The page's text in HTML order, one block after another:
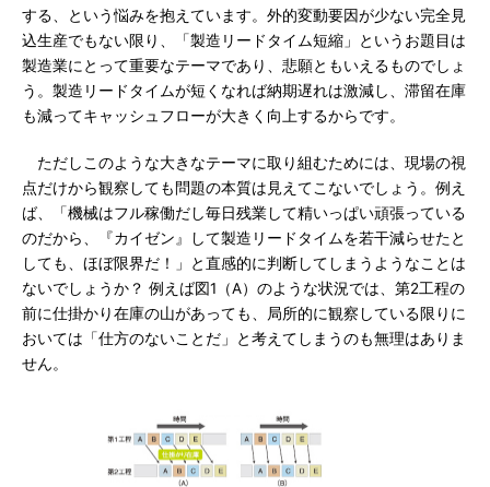
する、という悩みを抱えています。外的変動要因が少ない完全見
込生産でもない限り、「製造リードタイム短縮」というお題目は
製造業にとって重要なテーマであり、悲願ともいえるものでしょ
う。製造リードタイムが短くなれば納期遅れは激減し、滞留在庫
も減ってキャッシュフローが大きく向上するからです。
ただしこのような大きなテーマに取り組むためには、現場の視
点だけから観察しても問題の本質は見えてこないでしょう。例え
ば、「機械はフル稼働だし毎日残業して精いっぱい頑張っている
のだから、『カイゼン』して製造リードタイムを若干減らせたと
しても、ほぼ限界だ！」と直感的に判断してしまうようなことは
ないでしょうか？ 例えば図1（A）のような状況では、第2工程の
前に仕掛かり在庫の山があっても、局所的に観察している限りに
おいては「仕方のないことだ」と考えてしまうのも無理はありま
せん。